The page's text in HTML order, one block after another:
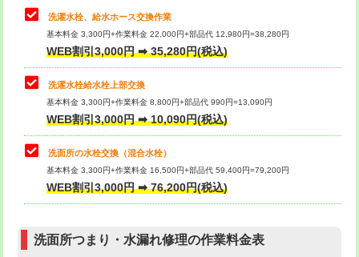
業）
排水管工事（排水管工事/3ｍまで） 55,000円
排水管工事（追加 排水管工事/3ｍ超
え）
マス交換（土の掘削・埋め戻し作業）
マス交換（深さ50㎝未満）
マス交換（深さ50㎝以上）
キッチンタンク脱着
その他部品の脱着
交換・取付（タンク）
交換・取付(単水栓（壁付・デッキ
式）)
交換・取付(混合水栓（壁付・デッキ
式・ワンホール）)
16,500円+材料費
（P/S/ポップアップ））
洗濯水栓、給水ホース交換作業
基本料金 3,300円+作業料金 22,000円+部品代 12,980円=38,280円
WEB割引3,000円 ➡ 35,280円(税込)
洗濯水栓給水栓上部交換
基本料金 3,300円+作業料金 8,800円+部品代 990円=13,090円
WEB割引3,000円 ➡ 10,090円(税込)
洗面所の水栓交換（混合水栓）
基本料金 3,300円+作業料金 16,500円+部品代 59,400円=79,200円
WEB割引3,000円 ➡ 76,200円(税込)
洗面所つまり・水漏れ修理の作業料金表